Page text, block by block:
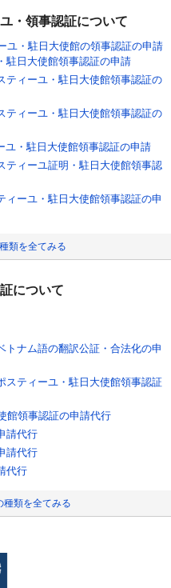
・領事認証について
ユ・駐日大使館の領事認証の申請
駐日大使館領事認証の申請
ティーユ・駐日大使館領事認証の
ティーユ・駐日大使館領事認証の
・駐日大使館領事認証の申請
ティーユ証明・駐日大使館領事認
ィーユ・駐日大使館領事認証の申
類を全てみる
について
ナム語の翻訳公証・合法化の申
スティーユ・駐日大使館領事認証
館領事認証の申請代行
請代行
請代行
代行
種類を全てみる